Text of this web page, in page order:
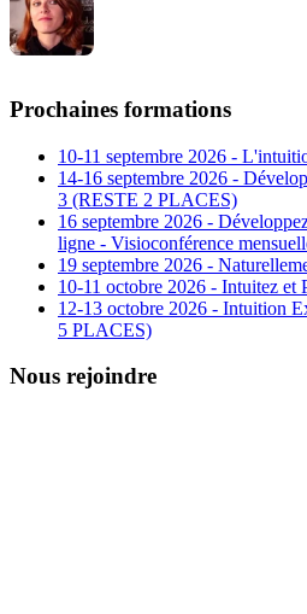
Prochaines formations
10-11 septembre 2026 -
14-16 septembre 2026 -
3 (RESTE 2 PLACES)
16 septembre 2026 -
ligne - Visioconférence
19 septembre 2026 -
10-11 octobre 2026 - Intuitez et
12-13 octobre 2026 - Intuition
5 PLACES)
Nous rejoindre